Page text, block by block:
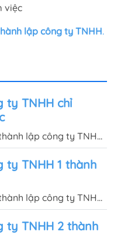
việc
lập công ty TNHH.
ty TNHH chỉ
lập công ty TNHH
gói chỉ 1.200.000đ,
con dấu sau 5
ty TNHH 1 thành
lập công ty TNHH
bàn giao giấy
vòng 5 - 7 ngày làm
ty TNHH 2 thành